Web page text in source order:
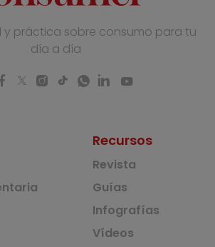
y práctica sobre consumo para tu
día a día
Recursos
Revista
Guías
Infografías
Vídeos